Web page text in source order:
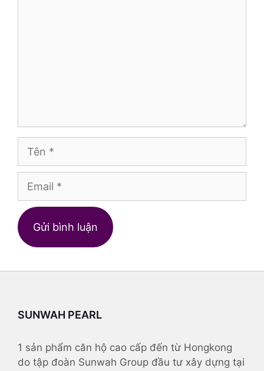
Tên
Email
Trang
web
SUNWAH PEARL
1 sản phẩm căn hộ cao cấp đến từ Hongkong
do tập đoàn Sunwah Group đầu tư xây dựng tại